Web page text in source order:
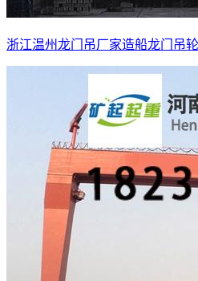
浙江温州龙门吊厂家造船龙门吊